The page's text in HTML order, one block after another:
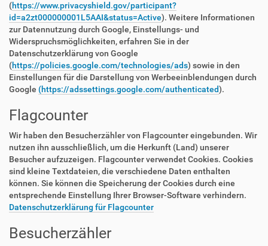
(https://www.privacyshield.gov/participant?
id=a2zt000000001L5AAI&status=Active). Weitere Informationen
zur Datennutzung durch Google, Einstellungs- und
Widerspruchsmöglichkeiten, erfahren Sie in der
Datenschutzerklärung von Google
(https://policies.google.com/technologies/ads) sowie in den
Einstellungen für die Darstellung von Werbeeinblendungen durch
Google (https://adssettings.google.com/authenticated).
Flagcounter
Wir haben den Besucherzähler von Flagcounter eingebunden. Wir
nutzen ihn ausschließlich, um die Herkunft (Land) unserer
Besucher aufzuzeigen. Flagcounter verwendet Cookies. Cookies
sind kleine Textdateien, die verschiedene Daten enthalten
können. Sie können die Speicherung der Cookies durch eine
entsprechende Einstellung Ihrer Browser-Software verhindern.
Datenschutzerklärung für Flagcounter
Besucherzähler